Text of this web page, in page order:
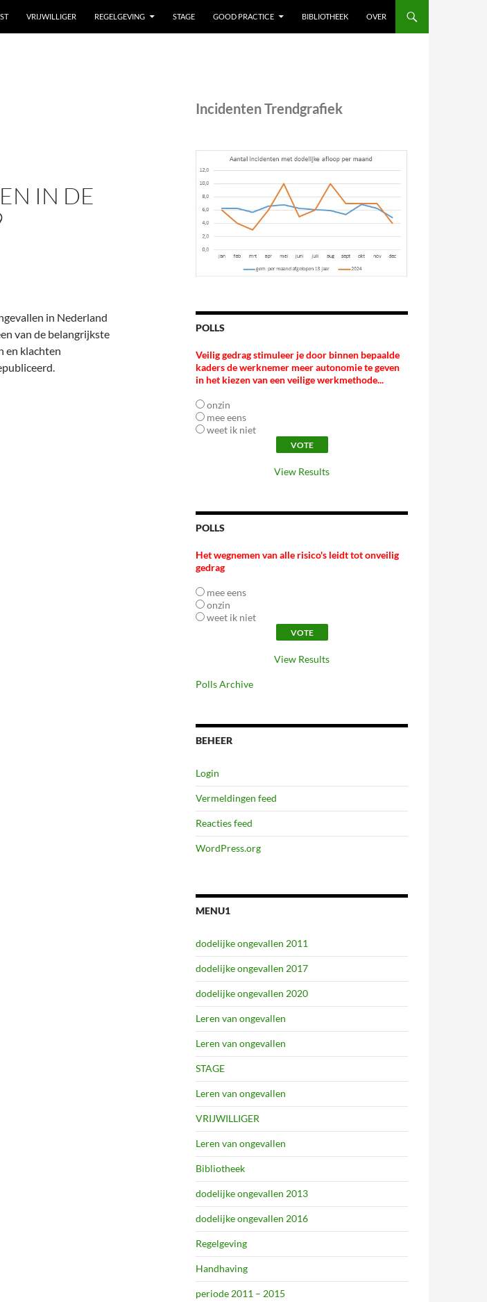
VRIJWILLIGER REGELGEVING STAGE GOOD PRACTICE BIBLIOTHEEK OVER
IN DE
in Nederland
van de belangrijkste
en klachten
Incidenten Trendgrafiek
POLLS
Veilig gedrag stimuleer je door binnen bepaalde
kaders de werknemer meer autonomie te geven
in het kiezen van een veilige werkmethode...
onzin
mee eens
weet ik niet
View Results
POLLS
Het wegnemen van alle risico's leidt tot onveilig
gedrag
mee eens
onzin
weet ik niet
View Results
Polls Archive
BEHEER
Login
Vermeldingen feed
Reacties feed
WordPress.org
MENU1
dodelijke ongevallen 2011
dodelijke ongevallen 2017
dodelijke ongevallen 2020
Leren van ongevallen
Leren van ongevallen
STAGE
Leren van ongevallen
VRIJWILLIGER
Leren van ongevallen
Bibliotheek
dodelijke ongevallen 2013
dodelijke ongevallen 2016
Regelgeving
Handhaving
periode 2011 – 2015